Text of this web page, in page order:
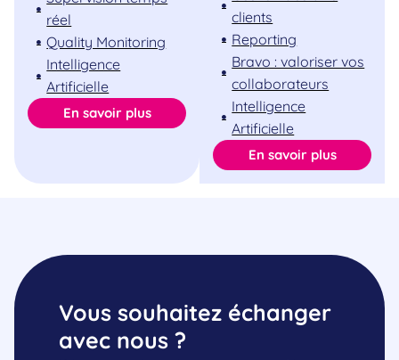
réel
Quality Monitoring
Intelligence
Artificielle
En savoir plus
clients
Reporting
Bravo : valoriser vos
collaborateurs
Intelligence
Artificielle
En savoir plus
Vous souhaitez échanger
avec nous ?